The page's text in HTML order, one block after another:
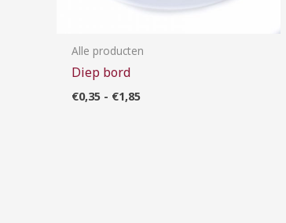
Alle producten
Diep bord
€0,35 - €1,85